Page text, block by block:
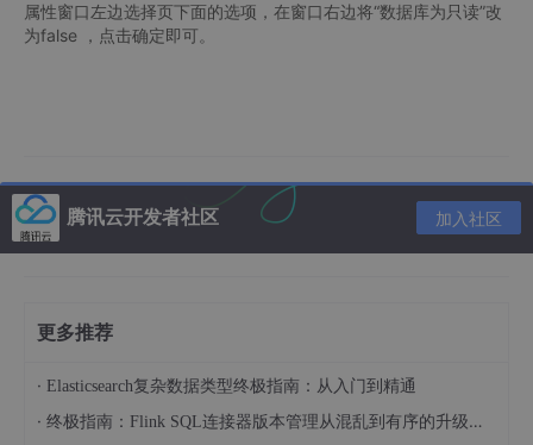
属性窗口左边选择页下面的选项，在窗口右边将“数据库为只读”改
为false ，点击确定即可。
腾讯云开发者社区 加入社区
更多推荐
· Elasticsearch复杂数据类型终极指南：从入门到精通
· 终极指南：Flink SQL连接器版本管理从混乱到有序的升级之路